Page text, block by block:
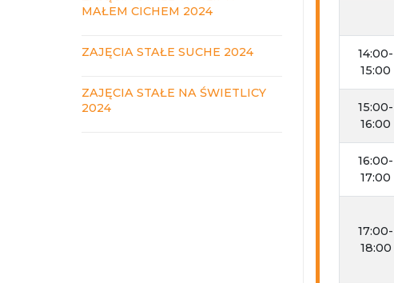
MAŁEM CICHEM 2024
ZAJĘCIA STAŁE SUCHE 2024
ZAJĘCIA STAŁE NA ŚWIETLICY
2024
14:00-
15:00
15:00-
16:00
16:00-
17:00
17:00-
18:00